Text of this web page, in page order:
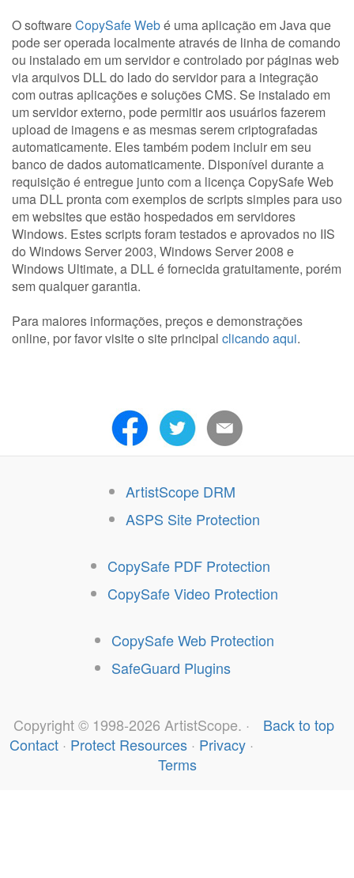
O softwareCopySafe Webé uma aplicação em Java que
pode ser operada localmente através de linha de comando
ou instalado em um servidor e controlado por páginas web
via arquivos DLL do lado do servidor para a integração
com outras aplicações e soluções CMS. Se instalado em
um servidor externo, pode permitir aos usuários fazerem
upload de imagens e as mesmas serem criptografadas
automaticamente. Eles também podem incluir em seu
banco de dados automaticamente. Disponível durante a
requisição é entregue junto com a licença CopySafe Web
uma DLL pronta com exemplos de scripts simples para uso
em websites que estão hospedados em servidores
Windows. Estes scripts foram testados e aprovados no IIS
do Windows Server 2003, Windows Server 2008 e
Windows Ultimate, a DLL é fornecida gratuitamente, porém
sem qualquer garantia.
Para maiores informações, preços e demonstrações
online, por favor visite o site principal clicando aqui.
ArtistScope DRM
ASPS Site Protection
CopySafe PDF Protection
CopySafe Video Protection
CopySafe Web Protection
SafeGuard Plugins
Back to top
Copyright © 1998-2026 ArtistScope. ·
Contact · Protect Resources · Privacy ·
Terms